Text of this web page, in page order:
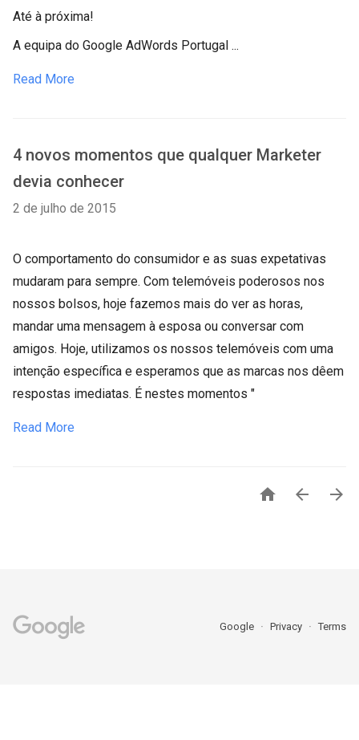
Até à próxima!
A equipa do Google AdWords Portugal ...
Read More
4 novos momentos que qualquer Marketer
devia conhecer
2 de julho de 2015
O comportamento do consumidor e as suas expetativas
mudaram para sempre. Com telemóveis poderosos nos
nossos bolsos, hoje fazemos mais do ver as horas,
mandar uma mensagem à esposa ou conversar com
amigos. Hoje, utilizamos os nossos telemóveis com uma
intenção específica e esperamos que as marcas nos dêem
respostas imediatas. É nestes momentos "
Read More
  
Google Privacy Terms